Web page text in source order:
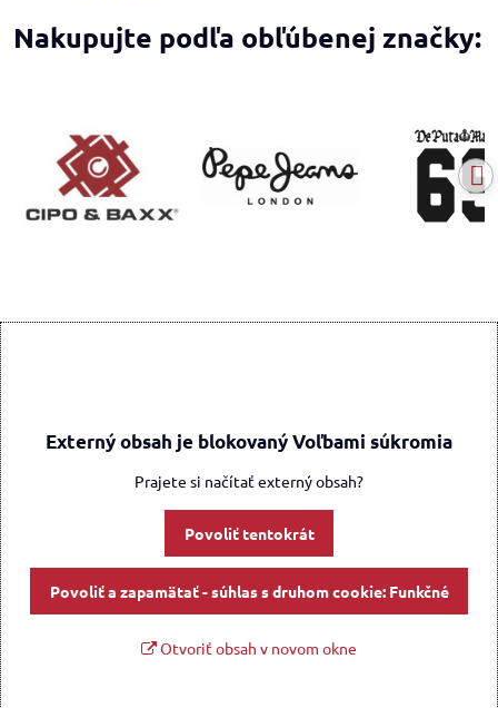
Nakupujte podľa obľúbenej značky:
Externý obsah je blokovaný Voľbami súkromia
Prajete si načítať externý obsah?
Povoliť tentokrát
Povoliť a zapamätať - súhlas s druhom cookie: Funkčné
Otvoriť obsah v novom okne